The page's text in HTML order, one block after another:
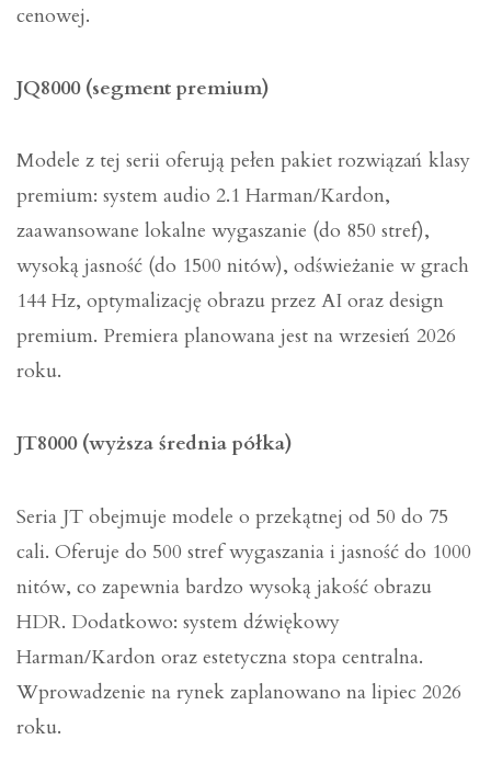
cenowej.
JQ8000 (segment premium)
Modele z tej serii oferują pełen pakiet rozwiązań klasy
premium: system audio 2.1 Harman/Kardon,
zaawansowane lokalne wygaszanie (do 850 stref),
wysoką jasność (do 1500 nitów), odświeżanie w grach
144 Hz, optymalizację obrazu przez AI oraz design
premium. Premiera planowana jest na wrzesień 2026
roku.
JT8000 (wyższa średnia półka)
Seria JT obejmuje modele o przekątnej od 50 do 75
cali. Oferuje do 500 stref wygaszania i jasność do 1000
nitów, co zapewnia bardzo wysoką jakość obrazu
HDR. Dodatkowo: system dźwiękowy
Harman/Kardon oraz estetyczna stopa centralna.
Wprowadzenie na rynek zaplanowano na lipiec 2026
roku.